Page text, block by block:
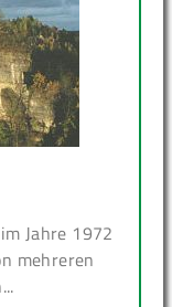
Jahre 1972
mehreren